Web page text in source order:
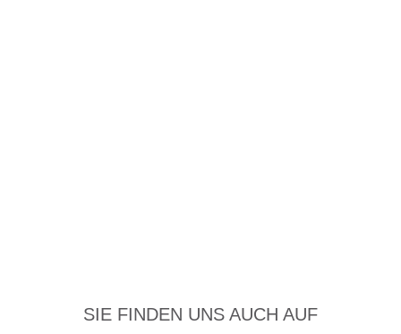
SIE FINDEN UNS AUCH AUF